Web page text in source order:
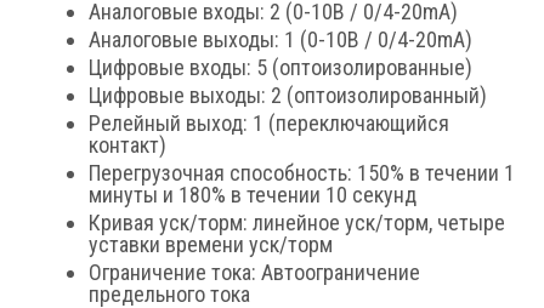
Аналоговые входы: 2 (0-10В / 0/4-20mA)
Аналоговые выходы: 1 (0-10В / 0/4-20mA)
Цифровые входы: 5 (оптоизолированные)
Цифровые выходы: 2 (оптоизолированный)
Релейный выход: 1 (переключающийся
контакт)
Перегрузочная способность: 150% в течении 1
минуты и 180% в течении 10 секунд
Кривая уск/торм: линейное уск/торм, четыре
уставки времени уск/торм
Ограничение тока: Автоограничение
предельного тока